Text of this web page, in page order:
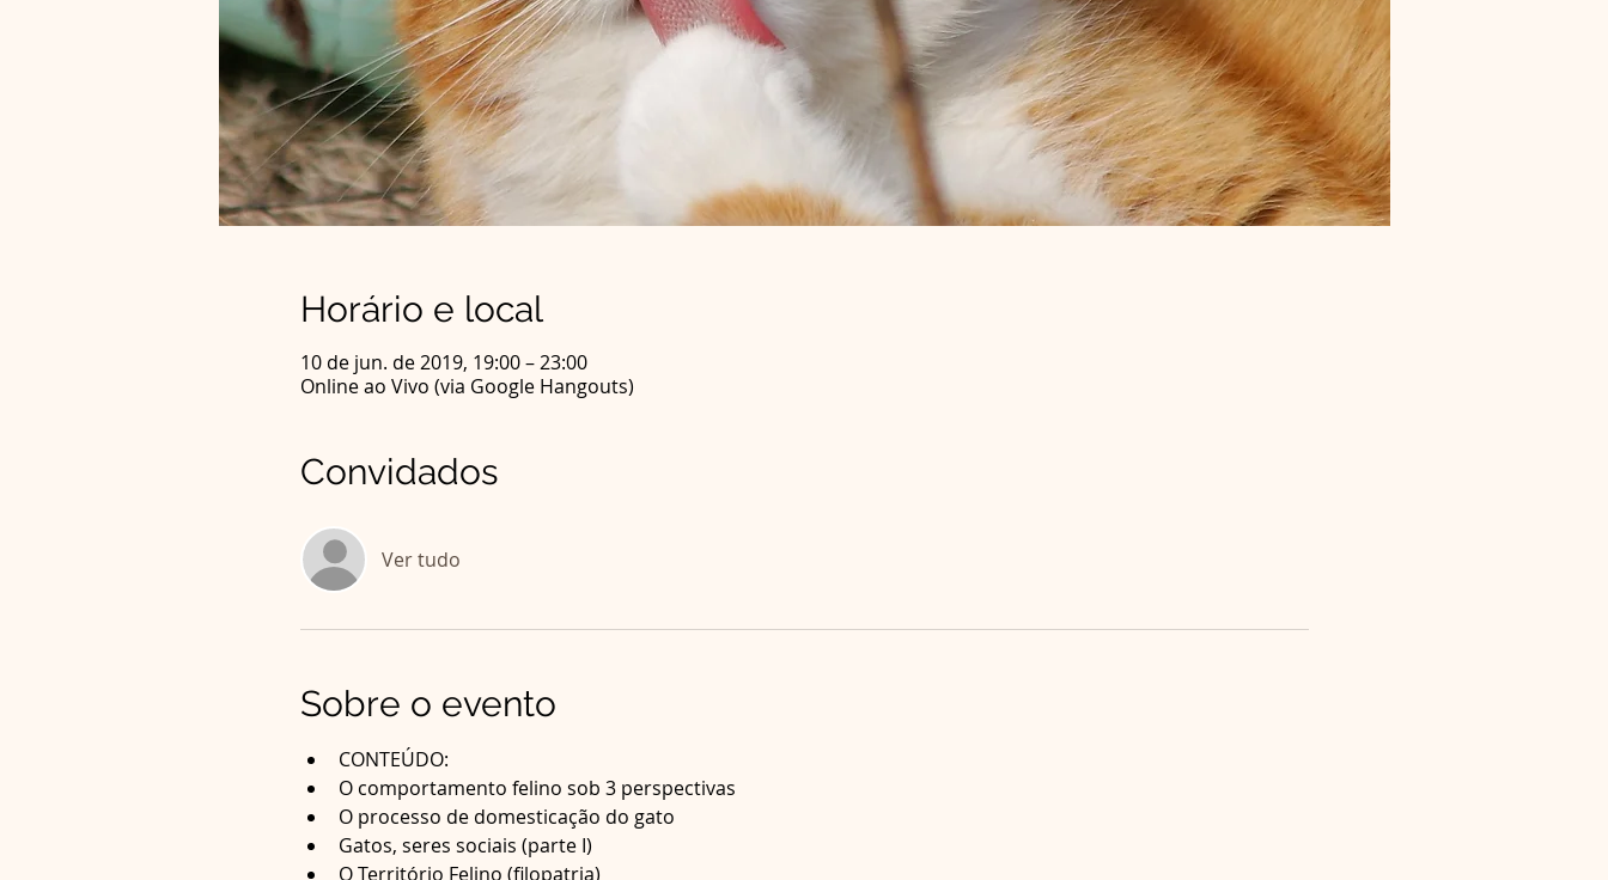
Horário e local
10 de jun. de 2019, 19:00 – 23:00
Online ao Vivo (via Google Hangouts)
Convidados
Ver tudo
Sobre o evento
CONTEÚDO: